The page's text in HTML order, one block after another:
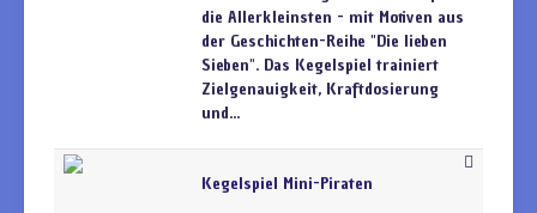
die Allerkleinsten - mit Motiven aus
der Geschichten-Reihe "Die lieben
Sieben". Das Kegelspiel trainiert
Zielgenauigkeit, Kraftdosierung
und...
Kegelspiel Mini-Piraten